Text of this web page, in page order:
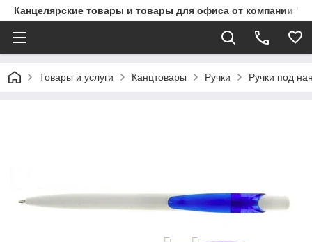
Канцелярские товары и товары для офиса от компании
Товары и услуги Канцтовары Ручки Ручки под